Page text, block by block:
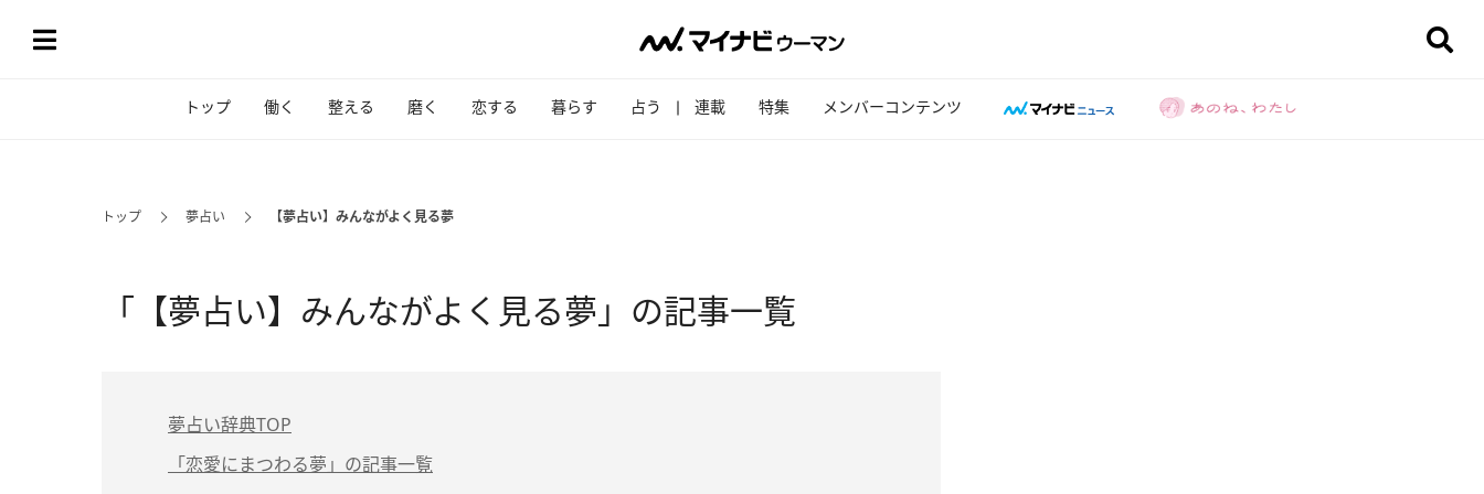
トップ 働く 整える 磨く 恋する 暮らす 占う 連載 特集 メンバーコンテンツ
トップ 夢占い 【夢占い】みんながよく見る夢
「【夢占い】みんながよく見る夢」の記事一覧
夢占い辞典TOP
「恋愛にまつわる夢」の記事一覧